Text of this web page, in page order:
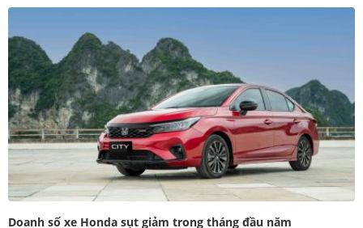
Doanh số xe Honda sụt giảm trong tháng đầu năm